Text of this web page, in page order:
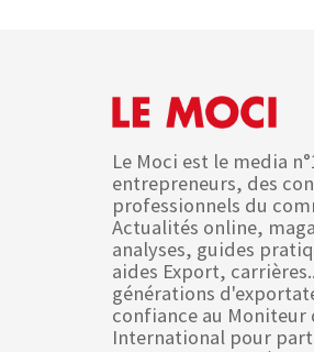
Le Moci est le media
entrepreneurs, des
professionnels du
Actualités online,
analyses, guides
aides Export,
générations
confiance au Moniteur
International pour